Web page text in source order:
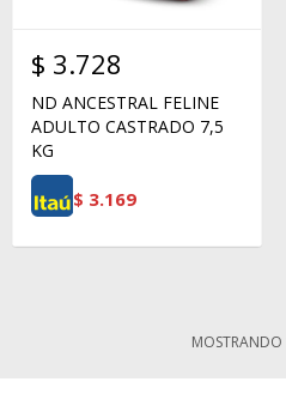
$ 3.728
ND ANCESTRAL FELINE
ADULTO CASTRADO 7,5
KG
$ 3.169
MOSTRANDO